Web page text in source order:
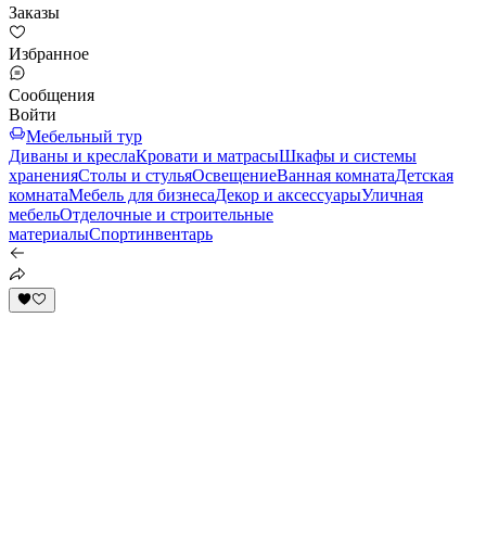
Заказы
Избранное
Сообщения
Войти
Мебельный тур
Диваны и креслаКровати и матрасыШкафы и системы
храненияСтолы и стульяОсвещениеВанная комнатаДетская
комнатаМебель для бизнесаДекор и аксессуарыУличная
мебельОтделочные и строительные
материалыСпортинвентарь